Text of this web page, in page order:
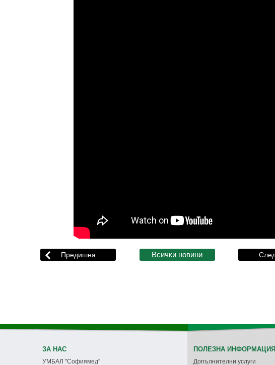
ЗА НАС
УМБАЛ "Софиямед"
ПОЛЕЗНА ИНФОРМАЦИЯ
Допълнителни услуги